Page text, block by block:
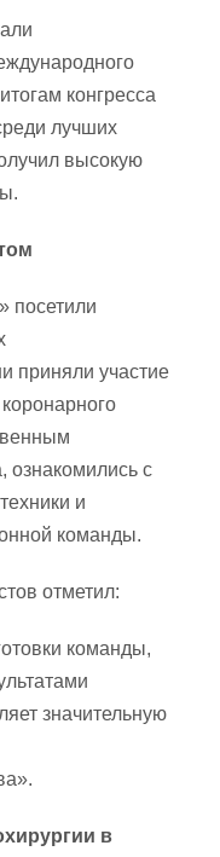
конгресса
лучших
высокую
посетили
приняли участие
ознакомились с
и
команды.
отметил:
команды,
значительную
в